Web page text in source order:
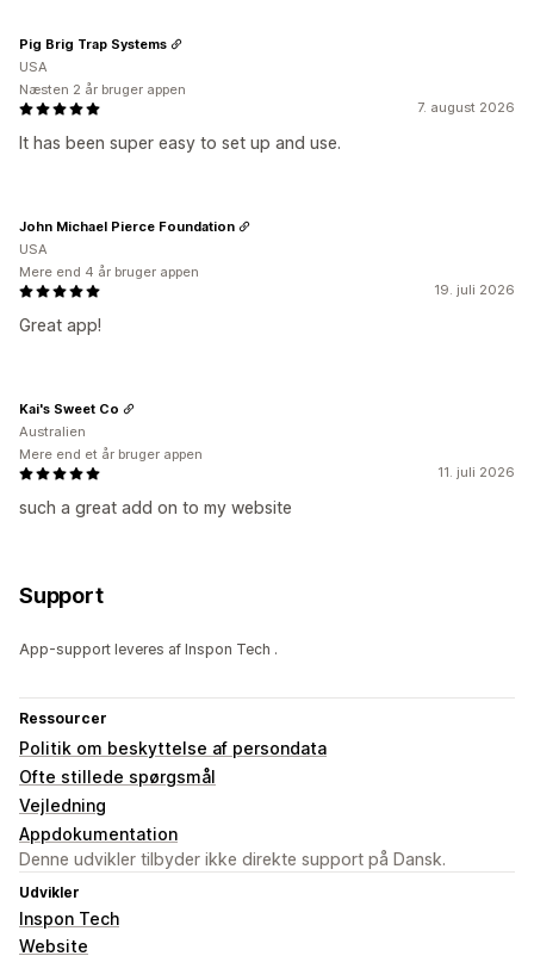
7. august 2026
It has been super easy to set up and use.
Pig Brig Trap Systems
USA
Næsten 2 år bruger appen
19. juli 2026
Great app!
John Michael Pierce Foundation
USA
Mere end 4 år bruger appen
11. juli 2026
such a great add on to my website
Kai's Sweet Co
Australien
Mere end et år bruger appen
Support
App-support leveres af Inspon Tech .
Ressourcer
Politik om beskyttelse af persondata
Ofte stillede spørgsmål
Vejledning
Appdokumentation
Denne udvikler tilbyder ikke direkte support på Dansk.
Udvikler
Inspon Tech
Website